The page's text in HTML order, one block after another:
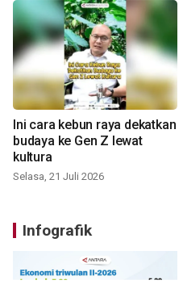
Ini cara kebun raya dekatkan
budaya ke Gen Z lewat
kultura
Selasa, 21 Juli 2026
Infografik